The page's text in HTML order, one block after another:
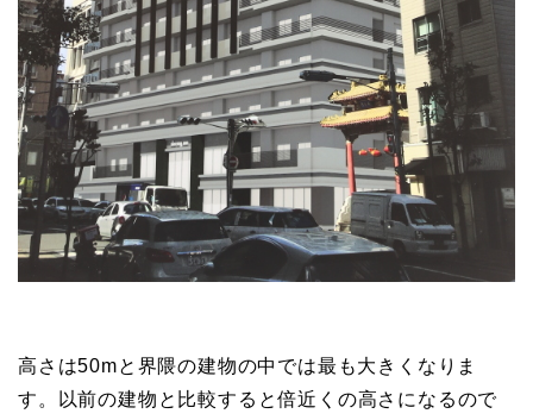
高さは50mと界隈の建物の中では最も大きくなりま
す。以前の建物と比較すると倍近くの高さになるので